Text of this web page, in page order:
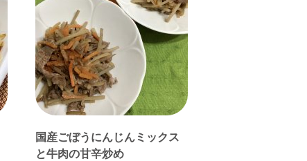
国産ごぼうにんじんミックス
と牛肉の甘辛炒め